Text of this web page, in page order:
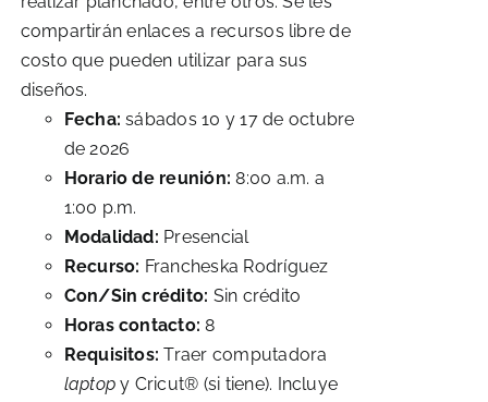
compartirán enlaces a recursos libre de
costo que pueden utilizar para sus
diseños.
Fecha: sábados 10 y 17 de octubre
de 2026
Horario de reunión: 8:00 a.m. a
1:00 p.m.
Modalidad: Presencial
Recurso: Francheska Rodríguez
Con/Sin crédito: Sin crédito
Horas contacto: 8
Requisitos: Traer computadora
laptop y Cricut® (si tiene). Incluye